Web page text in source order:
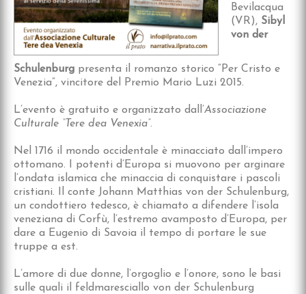
Bevilacqua
(VR), Sibyl
von der
Schulenburg presenta il romanzo storico “Per Cristo e
Venezia”, vincitore del Premio Mario Luzi 2015.
L’evento è gratuito e organizzato dall’Associazione
Culturale “Tere dea Venexia”.
Nel 1716 il mondo occidentale è minacciato dall’impero
ottomano. I potenti d’Europa si muovono per arginare
l’ondata islamica che minaccia di conquistare i pascoli
cristiani. Il conte Johann Matthias von der Schulenburg,
un condottiero tedesco, è chiamato a difendere l’isola
veneziana di Corfù, l’estremo avamposto d’Europa, per
dare a Eugenio di Savoia il tempo di portare le sue
truppe a est.
L’amore di due donne, l’orgoglio e l’onore, sono le basi
sulle quali il feldmaresciallo von der Schulenburg